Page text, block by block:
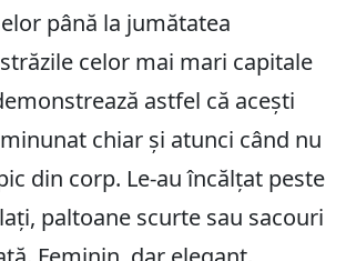
până la jumătatea
celor mai mari capitale
astfel că acești
chiar și atunci când nu
din corp. Le-au încălțat peste
paltoane scurte sau sacouri